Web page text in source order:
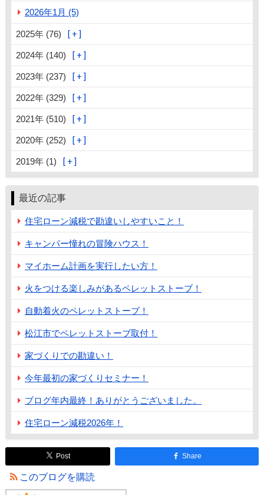
2026年1月 (5)
2025年 (76)
2024年 (140)
2023年 (237)
2022年 (329)
2021年 (510)
2020年 (252)
2019年 (1)
最近の記事
住宅ローン減税で勘違いしやすいこと！
キャンパー憧れの冒険ハウス！
マイホーム計画を実行したい方！
火をつける楽しみがあるペレットストーブ！
自動着火のペレットストーブ！
松江市でペレットストーブ取付！
家づくりでの勘違い！
今年最初の家づくりセミナー！
ブログ年内最終！ありがとうございました。
住宅ローン減税2026年！
Post Share
このブログを購読